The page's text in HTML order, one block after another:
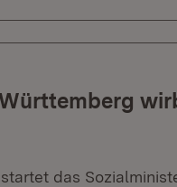
das